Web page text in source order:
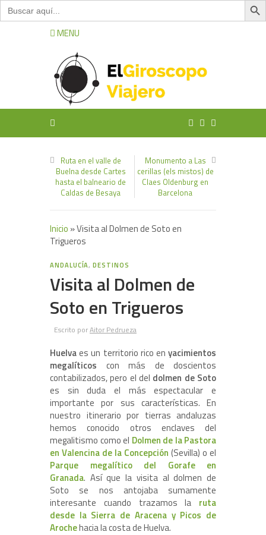
Buscar:
MENU
Ruta en el valle de
Buelna desde Cartes
hasta el balneario de
Caldas de Besaya
Monumento a Las
cerillas (els mistos) de
Claes Oldenburg en
Barcelona
Inicio »Visita al Dolmen de Soto en
Trigueros
ANDALUCÍA,DESTINOS
Visita al Dolmen de
Soto en Trigueros
Escrito porAitor Pedrueza
Huelvaes un territorio rico en yacimientos
megalíticos con más de doscientos
contabilizados, pero el del dolmen de Soto
es sin duda el más espectacular e
importante por sus características. En
nuestro itinerario por tierras andaluzas
hemos conocido otros enclaves del
megalitismo como el Dolmen de la Pastora
en Valencina de la Concepción (Sevilla) o el
Parque megalítico del Gorafe en
Granada. Así que la visita al dolmen de
Soto se nos antojaba sumamente
interesante cuando trazamos la ruta
desde la Sierra de Aracena y Picos de
Arochehacia la costa de Huelva.